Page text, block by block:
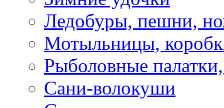
Ледобуры, пешни,
Мотыльницы,
Рыболовные
Сани-волокуши